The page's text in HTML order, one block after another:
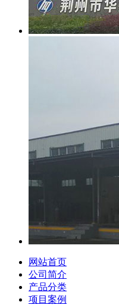
网站首页
公司简介
产品分类
项目案例